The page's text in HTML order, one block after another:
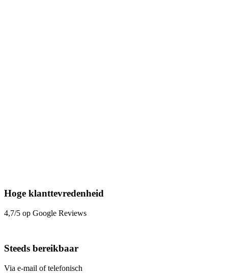
Hoge klanttevredenheid
4,7/5 op Google Reviews
Steeds bereikbaar
Via e-mail of telefonisch